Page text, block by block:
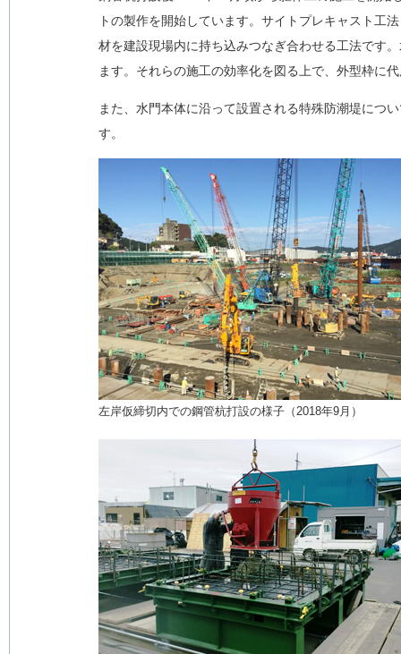
トの製作を開始しています。サイトプレキャスト工
材を建設現場内に持ち込みつなぎ合わせる工法です
ます。それらの施工の効率化を図る上で、外型枠に
また、水門本体に沿って設置される特殊防潮堤につ
す。
左岸仮締切内での鋼管杭打設の様子（2018年9月）